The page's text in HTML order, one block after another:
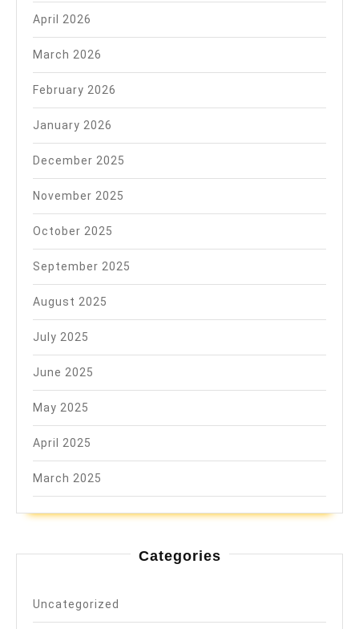
April 2026
March 2026
February 2026
January 2026
December 2025
November 2025
October 2025
September 2025
August 2025
July 2025
June 2025
May 2025
April 2025
March 2025
Categories
Uncategorized